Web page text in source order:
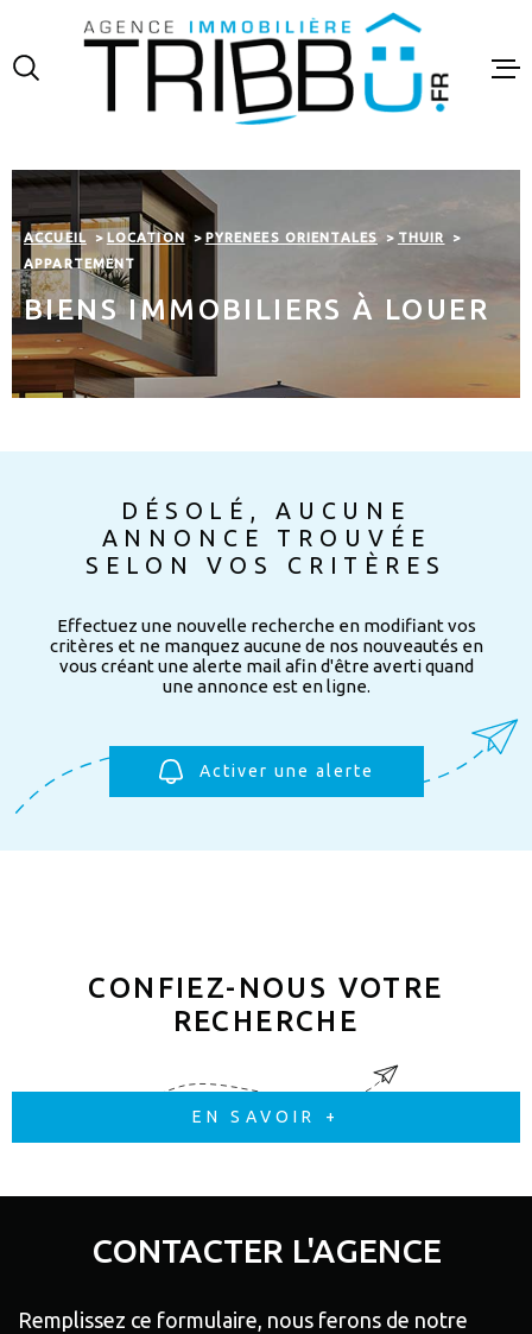
lamenu
contenu
VENTES
NOTRE
CONTACT
ACCUEIL LOCATION PYRENEES ORIENTALES
THUIR
APPARTEMENT
BIENS IMMOBILIERS À LOUER
DÉSOLÉ, AUCUNE
ANNONCE TROUVÉE
SELON VOS CRITÈRES
Effectuez une nouvelle recherche en modifiant vos
critères et ne manquez aucune de nos nouveautés en
vous créant une alerte mail afin d'être averti quand
une annonce est en ligne.
Activer une alerte
CONFIEZ-NOUS VOTRE
RECHERCHE
EN SAVOIR +
CONTACTER L'AGENCE
Remplissez ce formulaire, nous ferons de notre